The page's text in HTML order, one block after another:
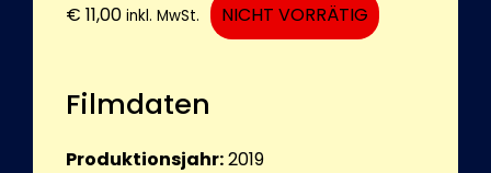
€ 11,00 inkl. MwSt. NICHT VORRÄTIG
Filmdaten
Produktionsjahr:2019